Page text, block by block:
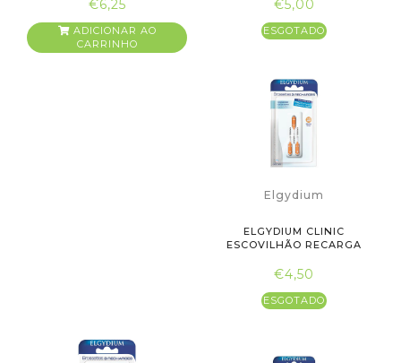
€6,25
ADICIONAR AO
CARRINHO
€5,00
ESGOTADO
Elgydium
ELGYDIUM CLINIC
ESCOVILHÃO RECARGA
€4,50
ESGOTADO